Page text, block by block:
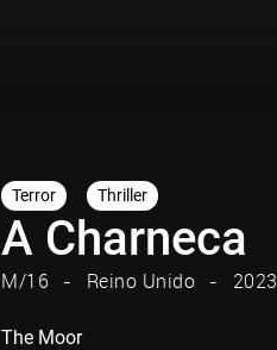
Terror Thriller
A Charneca
M/16 Reino Unido 2023
The Moor